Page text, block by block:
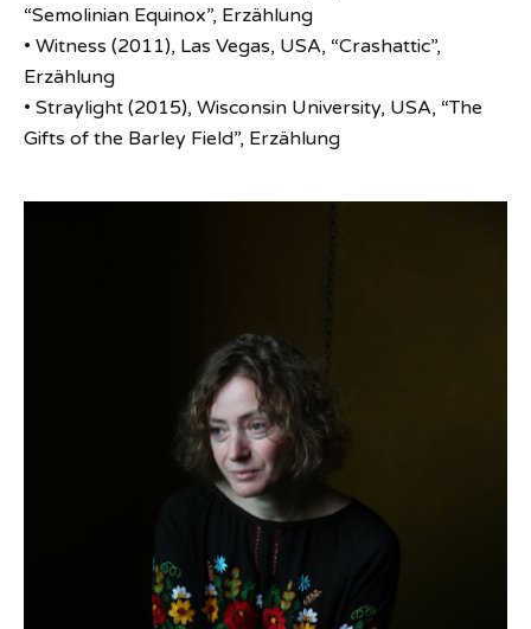
“Semolinian Equinox”, Erzählung
• Witness (2011), Las Vegas, USA, “Crashattic”,
Erzählung
• Straylight (2015), Wisconsin University, USA, “The
Gifts of the Barley Field”, Erzählung